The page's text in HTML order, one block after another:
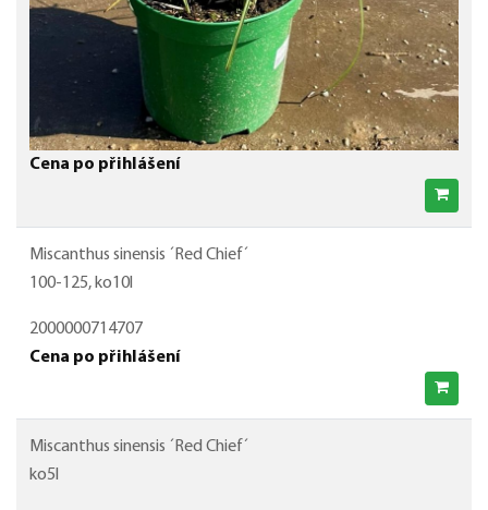
Cena po přihlášení
Miscanthus sinensis ´Red Chief´
100-125, ko10l
2000000714707
Cena po přihlášení
Miscanthus sinensis ´Red Chief´
ko5l